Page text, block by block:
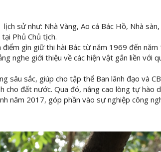
sử như: Nhà Vàng, Ao cá Bác Hồ, Nhà
Phủ Chủ tịch.
gìn giữ thi hài Bác từ năm 1969 đến
nghe giới thiệu về các hiện vật gắn liền với
sâu sắc, giúp cho tập thể Ban lãnh đạo và
đất nước. Qua đó, nâng cao lòng tự
năm 2017, góp phần vào sự nghiệp công